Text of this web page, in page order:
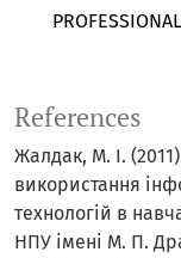
References
Жалдак, М. І.
використання
технологій в
НПУ імені М. П.